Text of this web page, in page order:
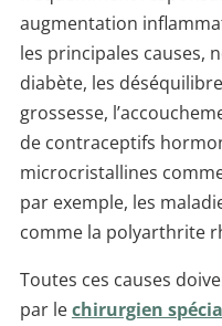
augmentation
les principales causes,
diabète, les
grossesse,
de contraceptifs
microcristallines
par exemple, les
comme la polyarthrite
Toutes ces causes
par lechirurgien